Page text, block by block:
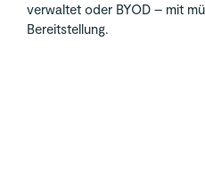
verwaltet oder BYOD – mit
Bereitstellung.